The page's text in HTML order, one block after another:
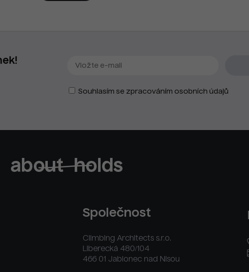
Souhlasím se zpracováním osobních údajů
Společnost
Climbing Architects s.r.o.
Liberecká 480/104
466 01 Jablonec nad Nisou